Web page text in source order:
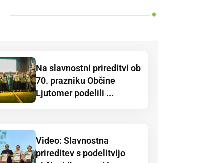
Na slavnostni prireditvi ob
70. prazniku Občine
Ljutomer podelili ...
Video: Slavnostna
prireditev s podelitvijo